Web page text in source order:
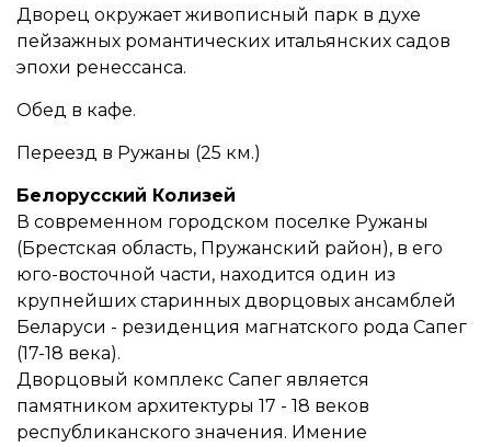
Дворец окружает живописный парк в духе
пейзажных романтических итальянских садов
эпохи ренессанса.
Обед в кафе.
Переезд в Ружаны (25 км.)
Белорусский Колизей
В современном городском поселке Ружаны
(Брестская область, Пружанский район), в его
юго-восточной части, находится один из
крупнейших старинных дворцовых ансамблей
Беларуси - резиденция магнатского рода Сапег
(17-18 века).
Дворцовый комплекс Сапег является
памятником архитектуры 17 - 18 веков
республиканского значения. Имение